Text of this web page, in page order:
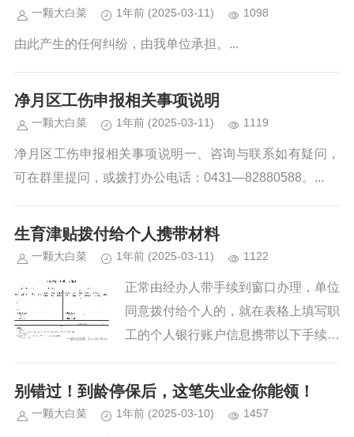
一颗大白菜 1年前 (2025-03-11) 1098
由此产生的任何纠纷，由我单位承担。...
净月区工伤申报相关事项说明
一颗大白菜 1年前 (2025-03-11) 1119
净月区工伤申报相关事项说明一、咨询与联系如有疑问，
可在群里提问，或拨打办公电话：0431—82880588。...
生育津贴拨付给个人携带材料
一颗大白菜 1年前 (2025-03-11) 1122
正常由经办人带手续到窗口办理，单位
同意拨付给个人的，就在表格上填写职
工的个人银行账户信息携带以下手续：
津贴（补贴）申领表（加盖单位公
章）、（3）孩子的《出生医学证
别错过！到龄停保后，这笔失业金你能领！
一颗大白菜 1年前 (2025-03-10) 1457